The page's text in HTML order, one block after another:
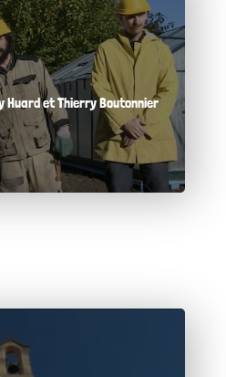
Huard et Thierry Boutonnier